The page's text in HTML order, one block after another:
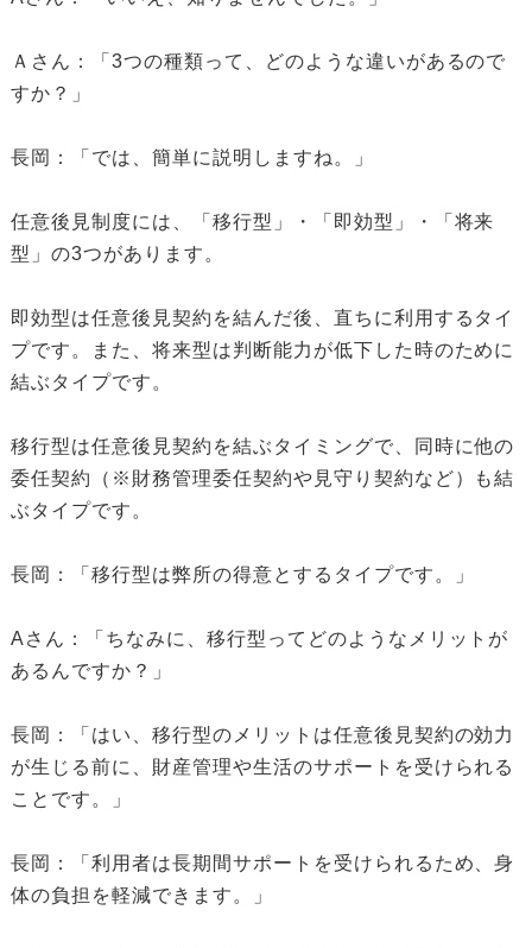
Ａさん：「3つの種類って、どのような違いがあるので
すか？」
長岡：「では、簡単に説明しますね。」
任意後見制度には、「移行型」・「即効型」・「将来
型」の3つがあります。
即効型は任意後見契約を結んだ後、直ちに利用するタイ
プです。また、将来型は判断能力が低下した時のために
結ぶタイプです。
移行型は任意後見契約を結ぶタイミングで、同時に他の
委任契約（※財務管理委任契約や見守り契約など）も結
ぶタイプです。
長岡：「移行型は弊所の得意とするタイプです。」
Aさん：「ちなみに、移行型ってどのようなメリットが
あるんですか？」
長岡：「はい、移行型のメリットは任意後見契約の効力
が生じる前に、財産管理や生活のサポートを受けられる
ことです。」
長岡：「利用者は長期間サポートを受けられるため、身
体の負担を軽減できます。」